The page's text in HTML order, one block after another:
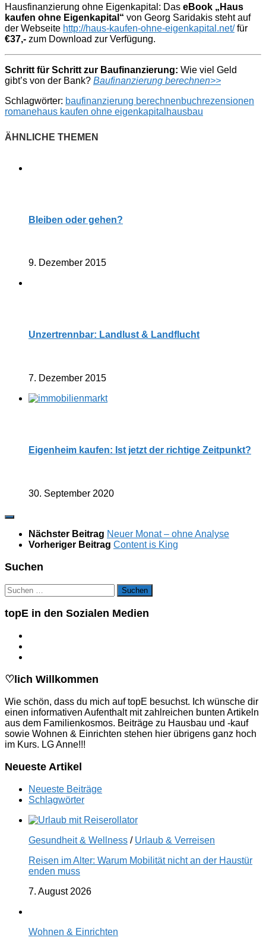
Hausfinanzierung ohne Eigenkapital: Das eBook „Haus
kaufen ohne Eigenkapital“ von Georg Saridakis steht auf
der Webseite http://haus-kaufen-ohne-eigenkapital.net/für
€37,- zum Download zur Verfügung.
Schritt für Schritt zur Baufinanzierung: Wie viel Geld
gibt’s von der Bank? Baufinanzierung berechnen>>
Schlagwörter: baufinanzierung berechnenbuchrezensionen
romanehaus kaufen ohne eigenkapital hausbau
Bleiben oder gehen?
9. Dezember 2015
Unzertrennbar: Landlust & Landflucht
7. Dezember 2015
Eigenheim kaufen: Ist jetzt der richtige Zeitpunkt?
30. September 2020
Nächster Beitrag Neuer Monat – ohne Analyse
Vorheriger Beitrag Content is King
Suchen
Suchen
nach:
topE in den Sozialen Medien
♡lich Willkommen
Wie schön, dass du mich auf topE besuchst. Ich wünsche dir
einen informativen Aufenthalt mit zahlreichen bunten Artikeln
aus dem Familienkosmos. Beiträge zu Hausbau und -kauf
sowie Wohnen & Einrichten stehen hier übrigens ganz hoch
im Kurs. LG Anne!!!
Neueste Artikel
Neueste Beiträge
Schlagwörter
Gesundheit & Wellness / Urlaub & Verreisen
Reisen im Alter: Warum Mobilität nicht an der Haustür
enden muss
7. August 2026
Wohnen & Einrichten